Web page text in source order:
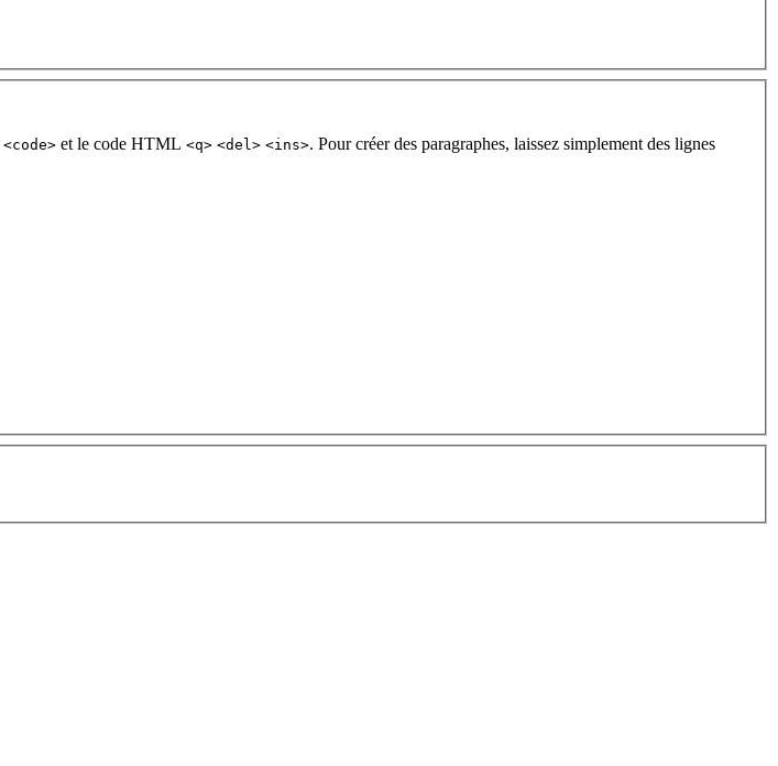
<code> et le code HTML <q> <del> <ins>. Pour créer des paragraphes, laissez simplement des lignes